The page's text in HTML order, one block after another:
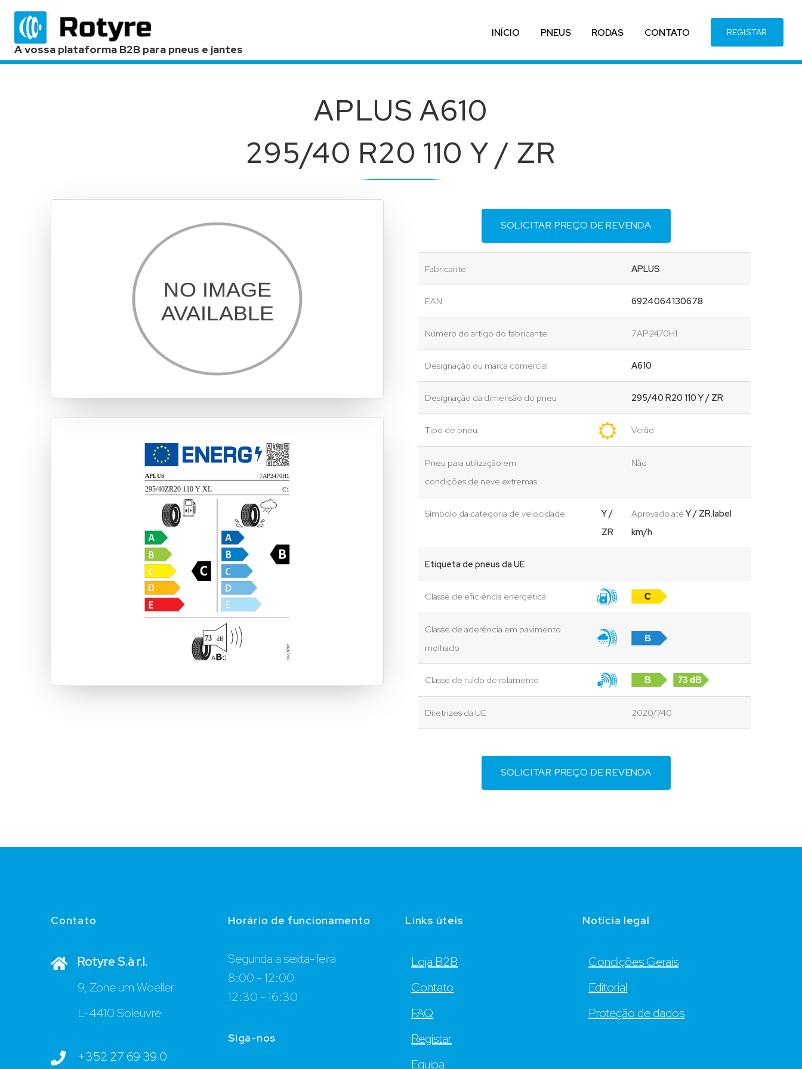
A vossa plataforma B2B para pneus e jantes
INÍCIO PNEUS RODAS CONTATO REGISTAR
APLUS A610
295/40 R20 110 Y / ZR
SOLICITAR PREÇO DE REVENDA
Fabricante APLUS
EAN 6924064130678
Número do artigo do fabricante 7AP2470H1
Designação ou marca comercial A610
Designação da dimensão do pneu 295/40 R20 110 Y / ZR
Tipo de pneu Verão
Pneu para utilização em
condições de neve extremas
Não
Símbolo da categoria de velocidade
Y /
ZR
Aprovado atéY / ZR.label
km/h
Etiqueta de pneus da UE
Classe de eficiência energética C
Classe de aderência em pavimento
molhado
B
Classe de ruído de rolamento B 73 dB
Diretrizes da UE 2020/740
SOLICITAR PREÇO DE REVENDA
Contato
Rotyre S.à r.l.
9, Zone um Woeller
L-4410 Soleuvre
+352 27 69 39 0
Horário de funcionamento
Segunda a sexta-feira
8:00 - 12:00
12:30 - 16:30
Siga-nos
Links úteis
Loja B2B
Contato
FAQ
Registar
Equipa
Notícia legal
Condições Gerais
Editorial
Proteção de dados